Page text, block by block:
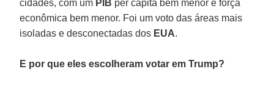
cidades, com um PIB per capita bem menor e força
econômica bem menor. Foi um voto das áreas mais
isoladas e desconectadas dos EUA.
E por que eles escolheram votar em Trump?